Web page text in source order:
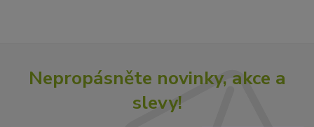
Nepropásněte novinky, akce a
slevy!